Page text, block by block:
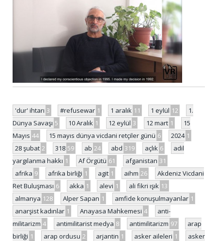
'dur' ihtarı 3 #refusewar 1 1 aralık 11 1 eylül 12
1.
Dünya Savaşı 5 10 Aralık 1 12 eylül 3 12 mart 1
15
Mayıs 44 15 mayıs dünya vicdani retçiler günü 6 2024 1
28 şubat 2 318 59 ab 24 abd 319 açlık 6
adil
yargılanma hakkı 1 Af Örgütü 61 afganistan 31
afrika 9 afrika birliği 1 agit 1 aihm 26
Akdeniz Vicdani
Ret Buluşması 6 akka 1 alevi 1 ali fikri ışık 13
almanya 128 Alper Sapan 1 amfide konuşulmayanlar 1
anarşist kadınlar 1 Anayasa Mahkemesi 4
anti-
militarizm 4 antimilitarist medya 8 antimilitarizm 97
arap
birliği 1 arap ordusu 2 arjantin 1 asker aileleri 1
asker